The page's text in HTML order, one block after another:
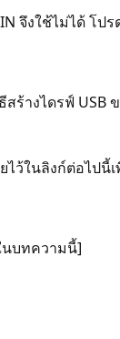
จึงใช้ไม่ได้ โ
ร้างไดรฟ์ USB
ว้ในลิงก์ต่อไปนี้
นบทความนี้]